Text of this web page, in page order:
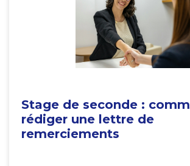
Stage de seconde :
rédiger une lettre de
remerciements